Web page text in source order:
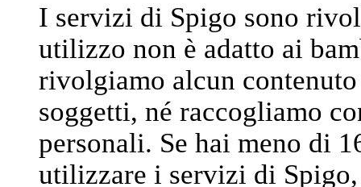
I servizi di Spigo sono
utilizzo non è adatto ai
rivolgiamo alcun
soggetti, né raccogliamo
personali. Se hai meno di
utilizzare i servizi di